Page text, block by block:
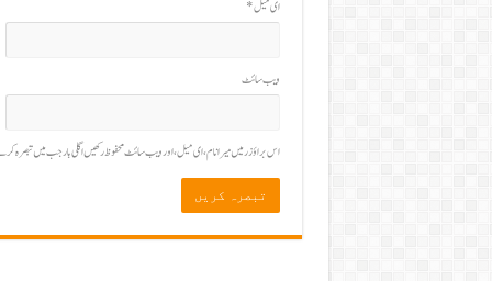
ای میل*
ویب‌ سائٹ
اس براؤزر میں میرا نام، ای میل، اور ویب سائٹ محفوظ رکھیں اگلی بار جب میں تبصرہ